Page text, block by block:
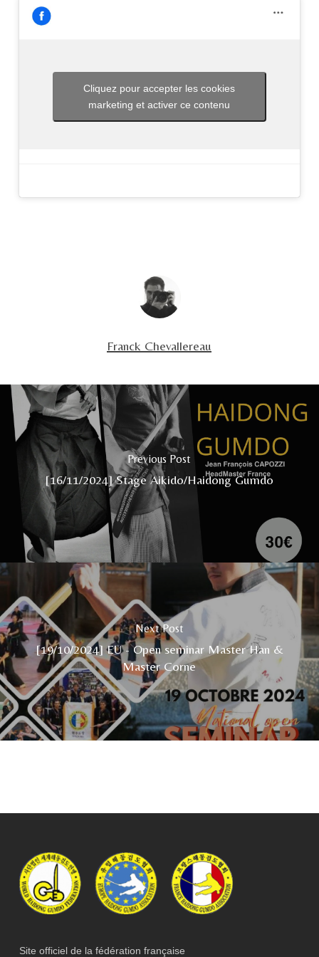
Cliquez pour accepter les cookies
marketing et activer ce contenu
Franck Chevallereau
Previous Post
[16/11/2024] Stage Aikido/Haidong Gumdo
Next Post
[19/10/2024] EU - Open seminar Master Han &
Master Corne
Site officiel de la fédération française